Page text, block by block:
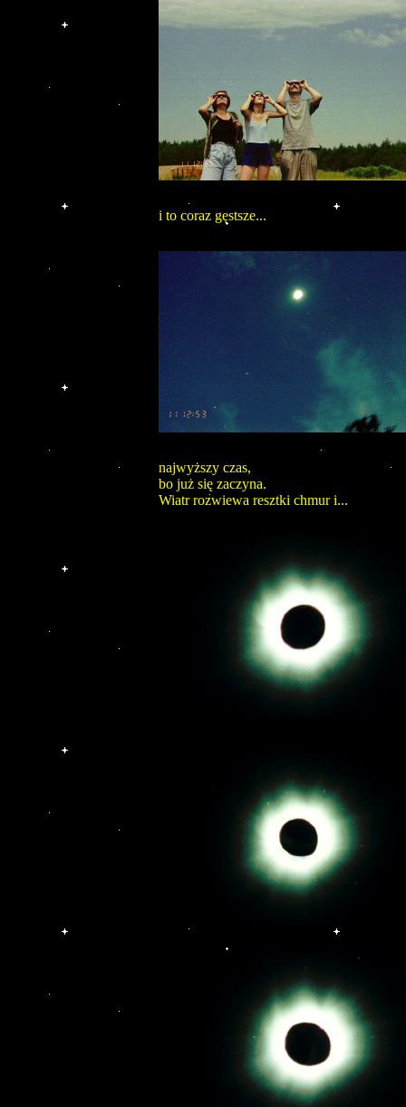
i to coraz gęstsze...
najwyższy czas,
bo już się zaczyna.
Wiatr rozwiewa resztki chmur i...